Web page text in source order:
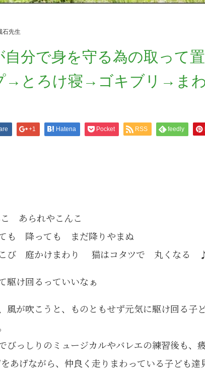
石先生
自分で身を守る為の
→とろけ寝→ゴキブリ→ま
+1 Hatena Pocket RSS feedly
あられやこんこ
っても まだ降りやまぬ
び 庭かけまわり 猫はコタツで 丸くなる
け回るっていいなぁ
風が吹こうと、ものともせず元気に駆け回る子
びっしりのミュージカルやバレエの練習後も、
あげながら、仲良く走りまわっている子ども